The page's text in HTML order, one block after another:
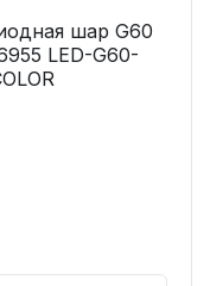
шар G60
LED-G60-